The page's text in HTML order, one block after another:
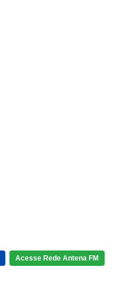
Acesse Rede Antena FM